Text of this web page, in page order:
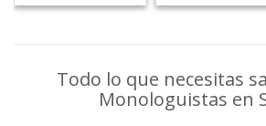
Todo lo que necesitas
Monologuistas en